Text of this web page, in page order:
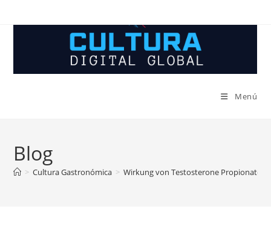
Menú
Blog
> Cultura Gastronómica > Wirkung von Testosterone Propionate